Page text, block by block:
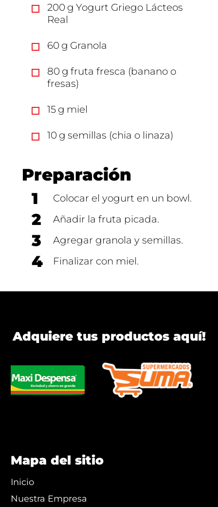
200 g Yogurt Griego Lácteos
Real
60 g Granola
80 g fruta fresca (banano o
fresas)
15 g miel
10 g semillas (chia o linaza)
Preparación
1 Colocar el yogurt en un bowl.
2 Añadir la fruta picada.
3 Agregar granola y semillas.
4 Finalizar con miel.
Adquiere tus productos aquí!
Mapa del sitio
Inicio
Nuestra Empresa